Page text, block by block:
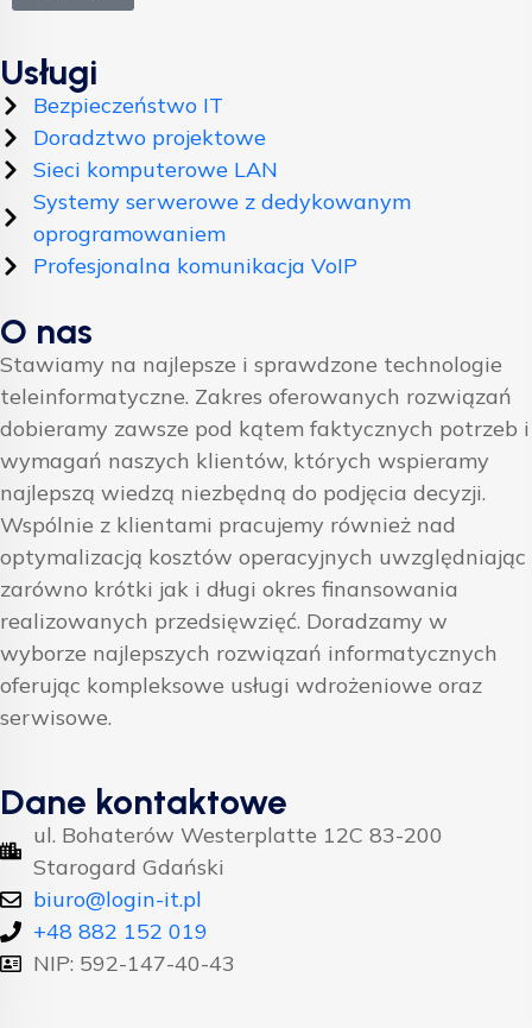
Usługi
Bezpieczeństwo IT
Doradztwo projektowe
Sieci komputerowe LAN
Systemy serwerowe z dedykowanym
oprogramowaniem
Profesjonalna komunikacja VoIP
O nas
Stawiamy na najlepsze i sprawdzone technologie
teleinformatyczne. Zakres oferowanych rozwiązań
dobieramy zawsze pod kątem faktycznych potrzeb i
wymagań naszych klientów, których wspieramy
najlepszą wiedzą niezbędną do podjęcia decyzji.
Wspólnie z klientami pracujemy również nad
optymalizacją kosztów operacyjnych uwzględniając
zarówno krótki jak i długi okres finansowania
realizowanych przedsięwzięć. Doradzamy w
wyborze najlepszych rozwiązań informatycznych
oferując kompleksowe usługi wdrożeniowe oraz
serwisowe.
Dane kontaktowe
ul. Bohaterów Westerplatte 12C 83-200
Starogard Gdański
biuro@login-it.pl
+48 882 152 019
NIP: 592-147-40-43